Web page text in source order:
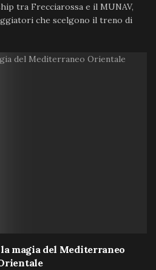
tra Frecciarossa e il MUNAV,
che scelgono il treno di
magia del Mediterraneo